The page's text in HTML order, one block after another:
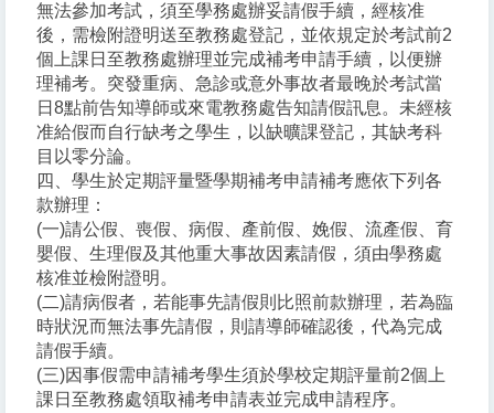
無法參加考試，須至學務處辦妥請假手續，經核准
後，需檢附證明送至教務處登記，並依規定於考試前2
個上課日至教務處辦理並完成補考申請手續，以便辦
理補考。突發重病、急診或意外事故者最晚於考試當
日8點前告知導師或來電教務處告知請假訊息。未經核
准給假而自行缺考之學生，以缺曠課登記，其缺考科
目以零分論。
四、學生於定期評量暨學期補考申請補考應依下列各
款辦理：
(一)請公假、喪假、病假、產前假、娩假、流產假、育
嬰假、生理假及其他重大事故因素請假，須由學務處
核准並檢附證明。
(二)請病假者，若能事先請假則比照前款辦理，若為臨
時狀況而無法事先請假，則請導師確認後，代為完成
請假手續。
(三)因事假需申請補考學生須於學校定期評量前2個上
課日至教務處領取補考申請表並完成申請程序。